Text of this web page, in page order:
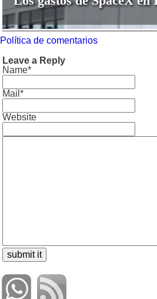
Política de comentarios
Leave a Reply
Name*
Mail*
Website